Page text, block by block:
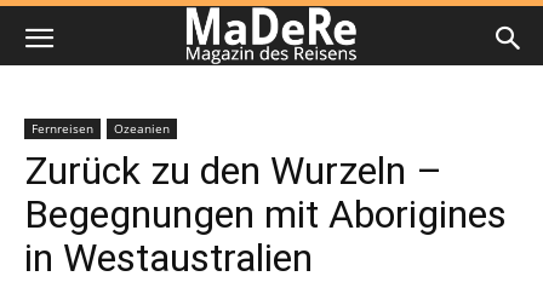
Fernreisen Ozeanien
Zurück zu den Wurzeln –
Begegnungen mit Aborigines
in Westaustralien